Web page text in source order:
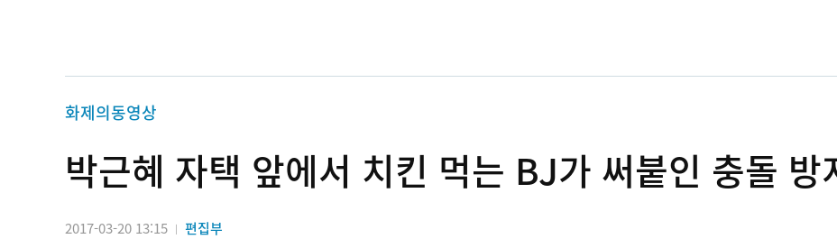
화제의동영상
박근혜 자택 앞에서 치킨 먹는 BJ가 써붙인 충돌 방
2017-03-20 13:15 | 편집부